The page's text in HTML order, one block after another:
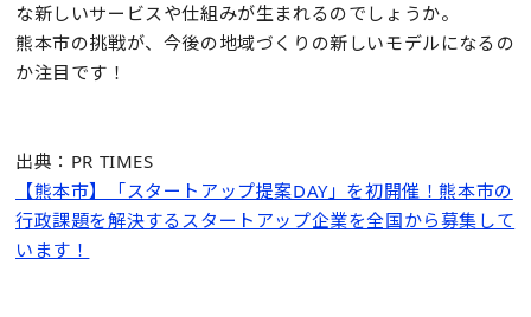
な新しいサービスや仕組みが生まれるのでしょうか。
熊本市の挑戦が、今後の地域づくりの新しいモデルになるの
か注目です！
出典：PR TIMES
【熊本市】「スタートアップ提案DAY」を初開催！熊本市の
行政課題を解決するスタートアップ企業を全国から募集して
います！